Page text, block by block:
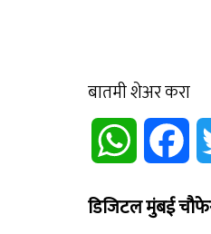
बातमी शेअर करा
WhatsApp
डिजिटल मुंबई